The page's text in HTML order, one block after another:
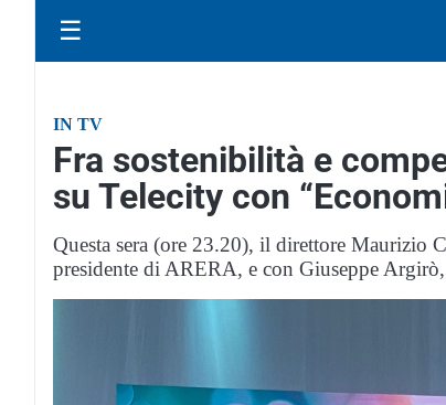
☰
IN TV
Fra sostenibilità e
su Telecity con
Questa sera (ore 23.20), il direttore Maurizio
presidente di ARERA, e con Giuseppe